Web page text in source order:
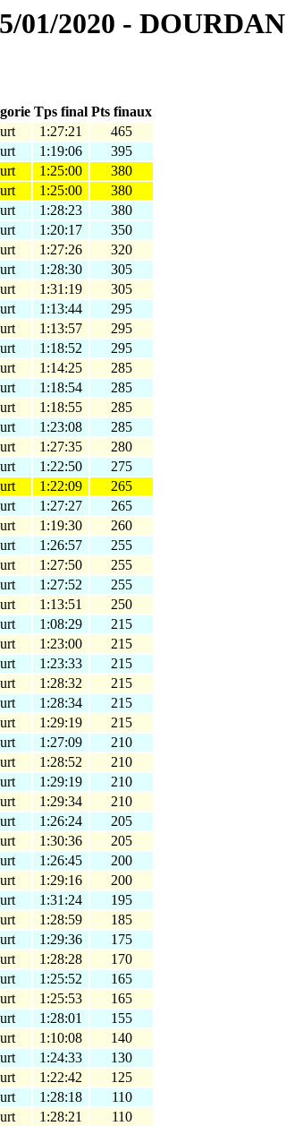
01/2020 - DOURDAN
Tps final Pts finaux
1:27:21
465
1:19:06
395
1:25:00
380
1:25:00
380
1:28:23
380
1:20:17
350
1:27:26
320
1:28:30
305
1:31:19
305
1:13:44
295
1:13:57
295
1:18:52
295
1:14:25
285
1:18:54
285
1:18:55
285
1:23:08
285
1:27:35
280
1:22:50
275
1:22:09
265
1:27:27
265
1:19:30
260
1:26:57
255
1:27:50
255
1:27:52
255
1:13:51
250
1:08:29
215
1:23:00
215
1:23:33
215
1:28:32
215
1:28:34
215
1:29:19
215
1:27:09
210
1:28:52
210
1:29:19
210
1:29:34
210
1:26:24
205
1:30:36
205
1:26:45
200
1:29:16
200
1:31:24
195
1:28:59
185
1:29:36
175
1:28:28
170
1:25:52
165
1:25:53
165
1:28:01
155
1:10:08
140
1:24:33
130
1:22:42
125
1:28:18
110
1:28:21
110